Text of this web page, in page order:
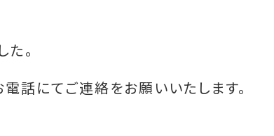
。
話にてご連絡をお願いいたします。